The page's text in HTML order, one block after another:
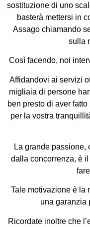
sostituzione di uno
basterà mettersi in
Assago chiamando
sulla
Così facendo, noi
Affidandovi ai servizi
migliaia di persone
ben presto di aver
per la vostra
La grande passione,
dalla concorrenza, è
Tale motivazione è la
una garanzia
Ricordate inoltre che